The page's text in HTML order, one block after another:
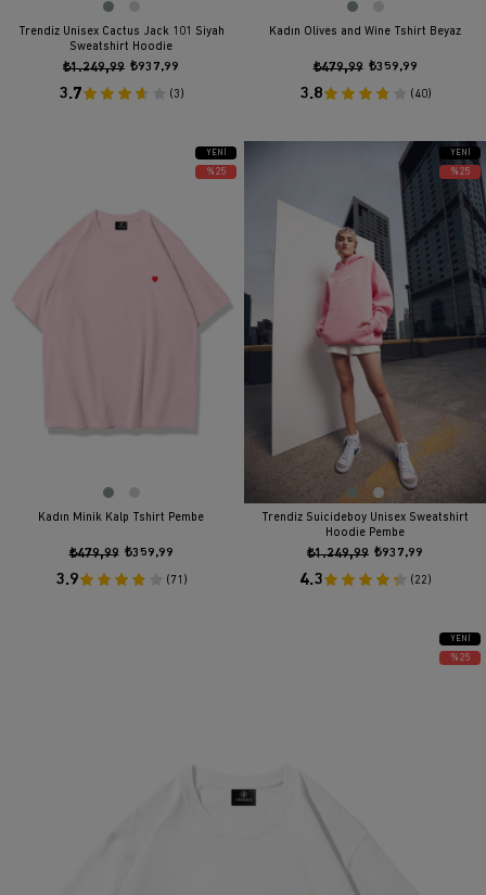
Trendiz Unisex Cactus Jack 101 Siyah
Sweatshirt Hoodie
₺937,99
₺1.249,99
3.7 (3)
Kadın Olives and Wine Tshirt Beyaz
₺359,99
₺479,99
3.8 (40)
Kadın Minik Kalp Tshirt Pembe
₺359,99
₺479,99
3.9 (71)
YENI
ÜRÜN
%25
Trendiz Suicideboy Unisex Sweatshirt
Hoodie Pembe
₺937,99
₺1.249,99
4.3 (22)
YENI
ÜRÜN
%25
YENI
ÜRÜN
%25